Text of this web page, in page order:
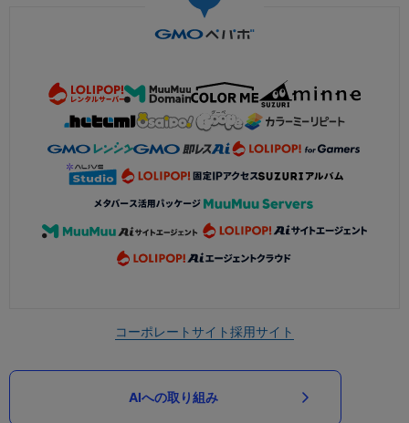
コーポレートサイト採用サイト
AIへの取り組み